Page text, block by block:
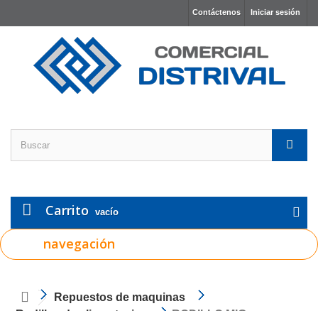
Iniciar sesión
Contáctenos
Carrito vacío
navegación
Repuestos de maquinas